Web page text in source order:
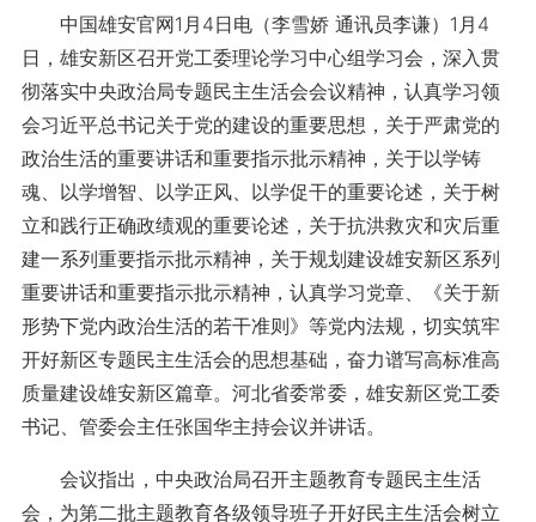
中国雄安官网1月4日电（李雪娇 通讯员李谦）1月4
日，雄安新区召开党工委理论学习中心组学习会，深入贯
彻落实中央政治局专题民主生活会会议精神，认真学习领
会习近平总书记关于党的建设的重要思想，关于严肃党的
政治生活的重要讲话和重要指示批示精神，关于以学铸
魂、以学增智、以学正风、以学促干的重要论述，关于树
立和践行正确政绩观的重要论述，关于抗洪救灾和灾后重
建一系列重要指示批示精神，关于规划建设雄安新区系列
重要讲话和重要指示批示精神，认真学习党章、《关于新
形势下党内政治生活的若干准则》等党内法规，切实筑牢
开好新区专题民主生活会的思想基础，奋力谱写高标准高
质量建设雄安新区篇章。河北省委常委，雄安新区党工委
书记、管委会主任张国华主持会议并讲话。
会议指出，中央政治局召开主题教育专题民主生活
会，为第二批主题教育各级领导班子开好民主生活会树立